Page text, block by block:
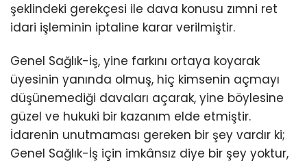
şeklindeki gerekçesi ile dava konusu zımni ret
idari işleminin iptaline karar verilmiştir.
Genel Sağlık-İş, yine farkını ortaya koyarak
üyesinin yanında olmuş, hiç kimsenin açmayı
düşünemediği davaları açarak, yine böylesine
güzel ve hukuki bir kazanım elde etmiştir.
İdarenin unutmaması gereken bir şey vardır ki;
Genel Sağlık-İş için imkânsız diye bir şey yoktur,